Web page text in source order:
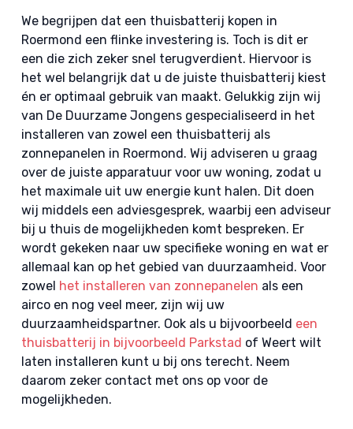
We begrijpen dat een thuisbatterij kopen in
Roermond een flinke investering is. Toch is dit er
een die zich zeker snel terugverdient. Hiervoor is
het wel belangrijk dat u de juiste thuisbatterij kiest
én er optimaal gebruik van maakt. Gelukkig zijn wij
van De Duurzame Jongens gespecialiseerd in het
installeren van zowel een thuisbatterij als
zonnepanelen in Roermond. Wij adviseren u graag
over de juiste apparatuur voor uw woning, zodat u
het maximale uit uw energie kunt halen. Dit doen
wij middels een adviesgesprek, waarbij een adviseur
bij u thuis de mogelijkheden komt bespreken. Er
wordt gekeken naar uw specifieke woning en wat er
allemaal kan op het gebied van duurzaamheid. Voor
zowel het installeren van zonnepanelen als een
airco en nog veel meer, zijn wij uw
duurzaamheidspartner. Ook als u bijvoorbeeld een
thuisbatterij in bijvoorbeeld Parkstad of Weert wilt
laten installeren kunt u bij ons terecht. Neem
daarom zeker contact met ons op voor de
mogelijkheden.